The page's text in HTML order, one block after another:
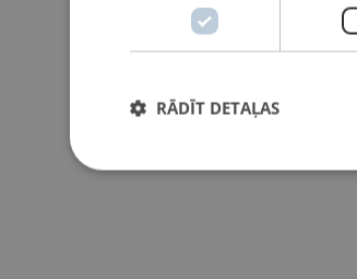
RĀDĪT DETAĻAS